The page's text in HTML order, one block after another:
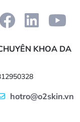
KHOA DA
hotro@o2skin.vn